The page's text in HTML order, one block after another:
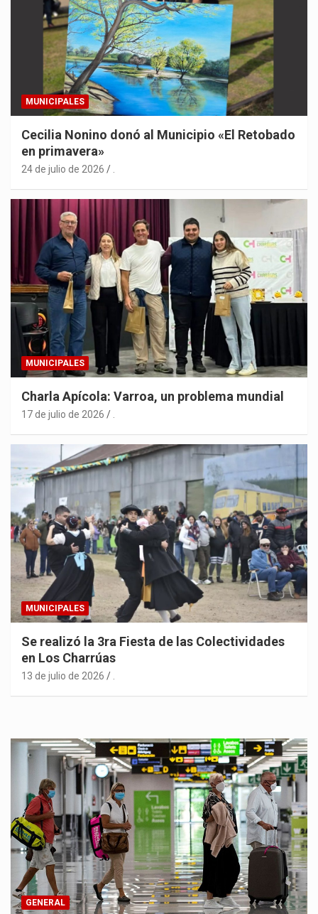
MUNICIPALES
Cecilia Nonino donó al Municipio «El Retobado
en primavera»
24 de julio de 2026
MUNICIPALES
Charla Apícola: Varroa, un problema mundial
17 de julio de 2026
MUNICIPALES
Se realizó la 3ra Fiesta de las Colectividades
en Los Charrúas
13 de julio de 2026
GENERAL